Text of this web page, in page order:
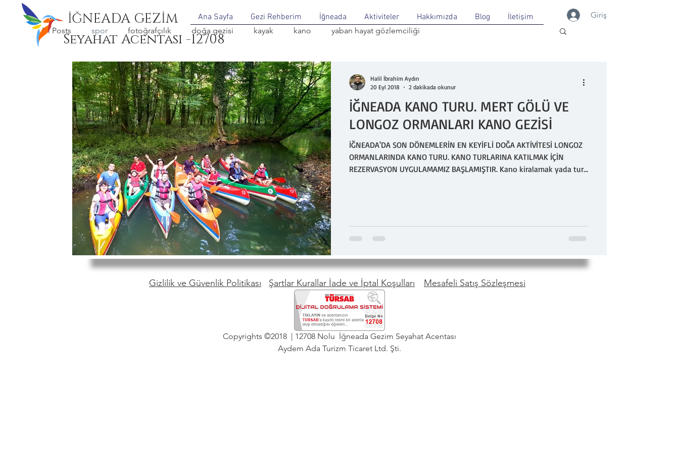
İĞNEADA GEZİM
Seyahat Acentası -12708
Ana Sayfa Gezi Rehberim İğneada Aktiviteler Hakkımızda Blog İletişim
Giriş
All Posts
spor fotoğrafçılık doğa gezisi kayak kano yaban hayat gözlemciliği
İĞNEADA KANO TURU. MERT GÖLÜ VE
LONGOZ ORMANLARI KANO GEZİSİ
İĞNEADA'DA SON DÖNEMLERİN EN KEYİFLİ DOĞA AKTİVİTESİ LONGOZ
ORMANLARINDA KANO TURU. KANO TURLARINA KATILMAK İÇİN
REZERVASYON UYGULAMAMIZ BAŞLAMIŞTIR. Kano kiralamak yada tura
tabelalarını kesinlikle takip etmeyin. Milli park içindeki Me
Halil İbrahim Aydın
20 Eyl 2018
2 dakikada okunur
Gizlilik ve Güvenlik Politikası Şartlar Kurallar İade ve İptal Koşulları Mesafeli Satış Sözleşmesi
Copyrights ©2018 | 12708 Nolu İğneada Gezim Seyahat Acentası
Aydem Ada Turizm Ticaret Ltd. Şti.